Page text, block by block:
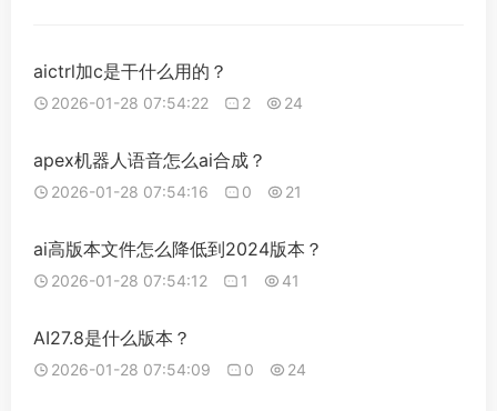
aictrl加c是干什么用的？
2026-01-28 07:54:22 2 24
apex机器人语音怎么ai合成？
2026-01-28 07:54:16 0 21
ai高版本文件怎么降低到2024版本？
2026-01-28 07:54:12 1 41
AI27.8是什么版本？
2026-01-28 07:54:09 0 24